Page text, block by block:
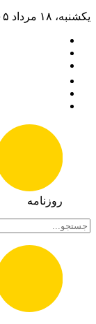
یکشنبه، ۱۸ مرداد ۱۴۰۵
روزنامه